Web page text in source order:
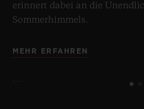
erinnert dabei an die
Sommerhimmels.
MEHR ERFAHREN